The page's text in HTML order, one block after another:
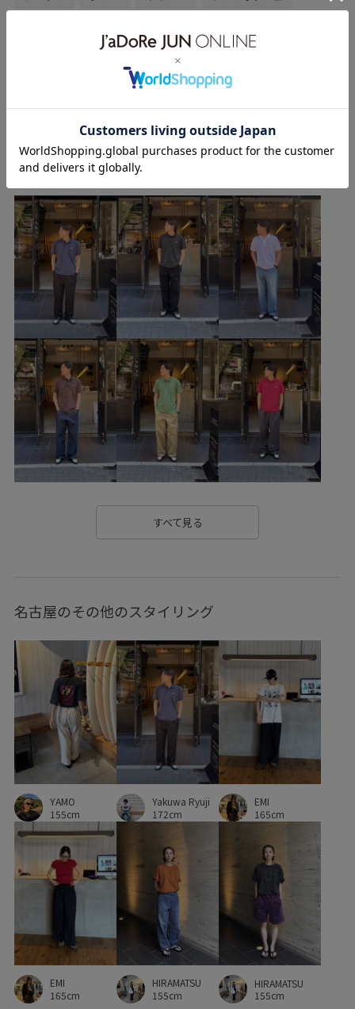
お出かけコーデ
フェスコーデ 大人カジュアル
パンツスタイル 体型カバー モノトーンコーデ
カジュアルコーデ ヘルシーコーデ メンズライク
シンプルコーデ きれいめコーデ ベーシック
別注アイテム コラボアイテム
Yakuwa Ryujiのその他のスタイリング
すべて見る
名古屋のその他のスタイリング
YAMO
155cm
Yakuwa Ryuji
172cm
EMI
165cm
EMI
165cm
HIRAMATSU
155cm
HIRAMATSU
155cm